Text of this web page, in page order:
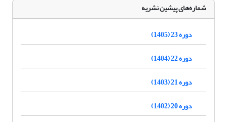
شماره‌های پیشین نشریه
دوره 23 (1405)
دوره 22 (1404)
دوره 21 (1403)
دوره 20 (1402)